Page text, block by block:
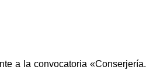
a la convocatoria «Conserjería.